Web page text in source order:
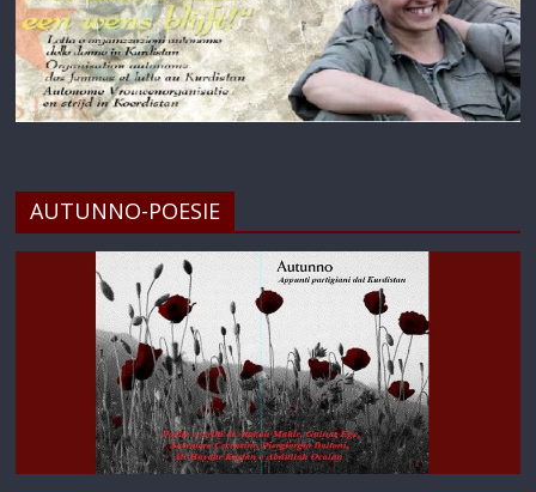
AUTUNNO-POESIE